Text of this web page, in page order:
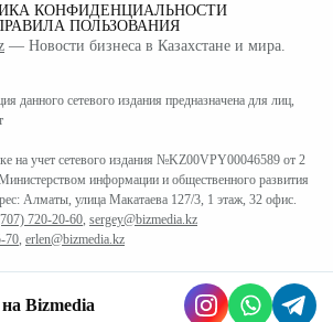
КОНФИДЕНЦИАЛЬНОСТИ
ПОЛЬЗОВАНИЯ
— Новости бизнеса в Казахстане и мира.
данного сетевого издания предназначена для лиц,
на учет сетевого издания №KZ00VPY00046589 от 2
информации и общественного развития
Алматы, улица Макатаева 127/3, 1 этаж, 32 офис.
720-20-60, sergey@bizmedia.kz
70, erlen@bizmedia.kz
Bizmedia